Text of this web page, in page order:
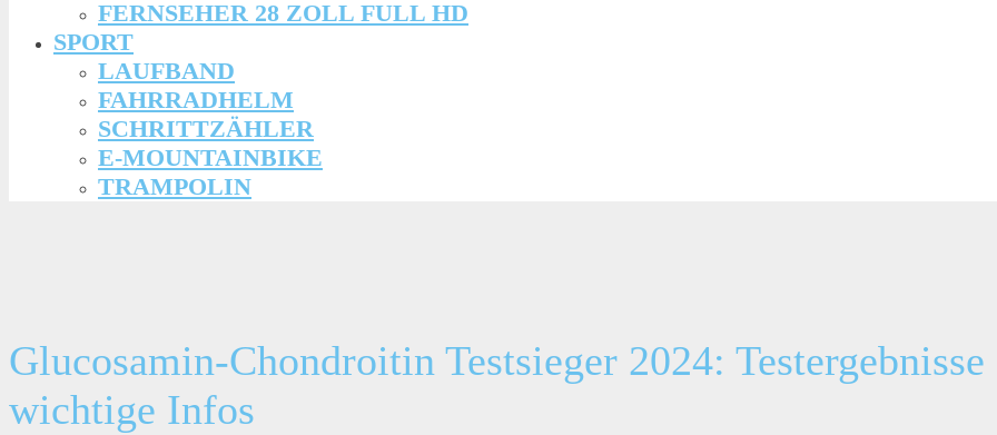
FERNSEHER 28 ZOLL FULL HD
SPORT
LAUFBAND
FAHRRADHELM
SCHRITTZÄHLER
E-MOUNTAINBIKE
TRAMPOLIN
Glucosamin-Chondroitin Testsieger 2024:
wichtige Infos